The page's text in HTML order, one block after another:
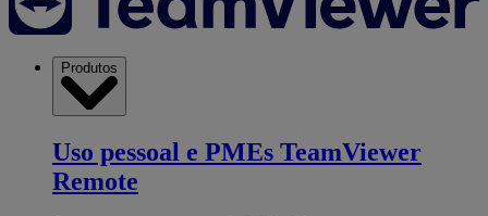
Produtos
Uso pessoal e PMEs TeamViewer
Remote